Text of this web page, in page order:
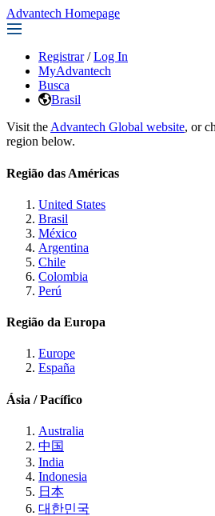
Advantech Homepage
Registrar / Log In
MyAdvantech
Busca
Brasil
Visit the Advantech Global website, or
region below.
Região das Américas
United States
Brasil
México
Argentina
Chile
Colombia
Perú
Região da Europa
Europe
España
Ásia / Pacífico
Australia
中国
India
Indonesia
日本
대한민국